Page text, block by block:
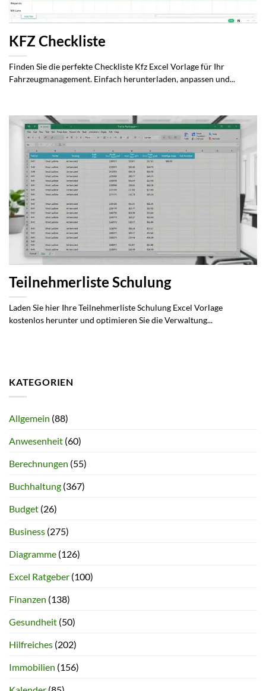
KFZ Checkliste
Finden Sie die perfekte Checkliste Kfz Excel Vorlage für Ihr
Fahrzeugmanagement. Einfach herunterladen, anpassen und...
Teilnehmerliste Schulung
Laden Sie hier Ihre Teilnehmerliste Schulung Excel Vorlage
kostenlos herunter und optimieren Sie die Verwaltung...
KATEGORIEN
Allgemein (88)
Anwesenheit (60)
Berechnungen (55)
Buchhaltung (367)
Budget (26)
Business (275)
Diagramme (126)
Excel Ratgeber (100)
Finanzen (138)
Gesundheit (50)
Hilfreiches (202)
Immobilien (156)